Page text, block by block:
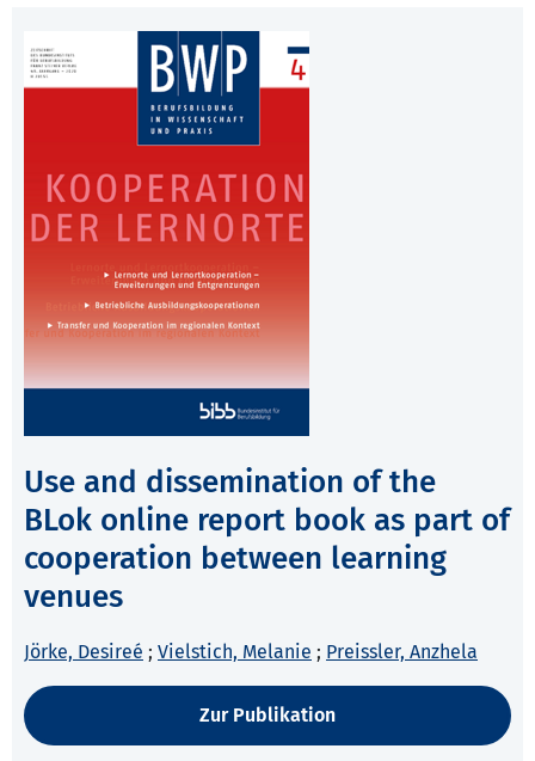
Use and dissemination of the
BLok online report book as part of
cooperation between learning
venues
Jörke, Desireé ; Vielstich, Melanie ; Preissler, Anzhela
Zur Publikation